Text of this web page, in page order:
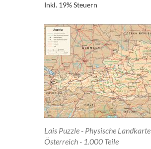
Inkl. 19% Steuern
Lais Puzzle - Physische Landkarte
Österreich - 1.000 Teile